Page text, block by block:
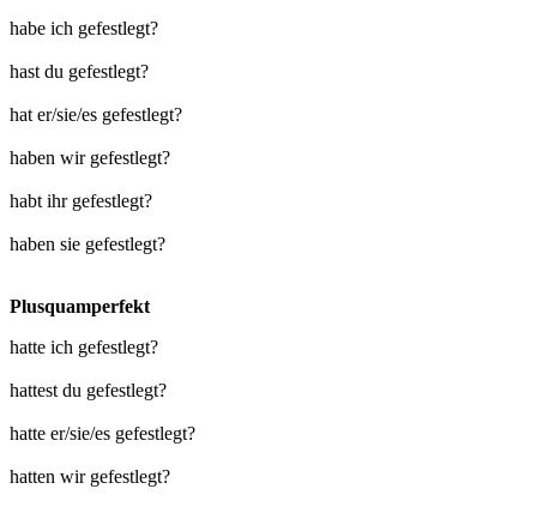
habe ich gefestlegt?
hast du gefestlegt?
hat er/sie/es gefestlegt?
haben wir gefestlegt?
habt ihr gefestlegt?
haben sie gefestlegt?
Plusquamperfekt
hatte ich gefestlegt?
hattest du gefestlegt?
hatte er/sie/es gefestlegt?
hatten wir gefestlegt?